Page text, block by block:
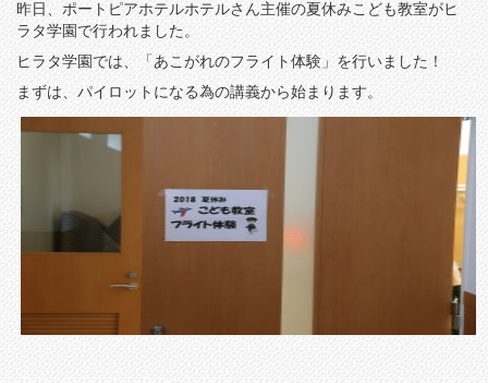
昨日、ポートピアホテルホテルさん主催の夏休みこども教室がヒ
ラタ学園で行われました。
ヒラタ学園では、「あこがれのフライト体験」を行いました！
まずは、パイロットになる為の講義から始まります。